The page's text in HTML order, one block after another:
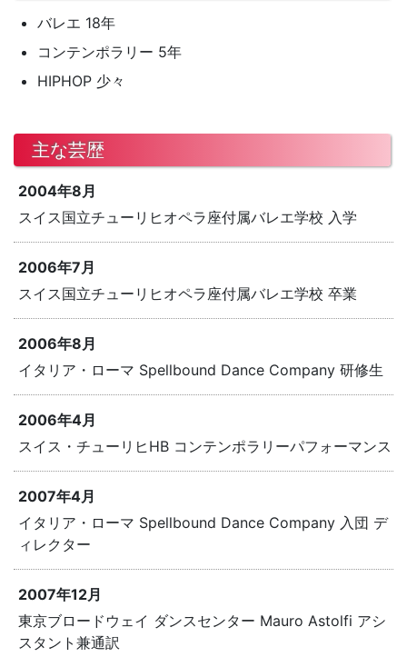
バレエ 18年
コンテンポラリー 5年
HIPHOP 少々
主な芸歴
2004年8月
スイス国立チューリヒオペラ座付属バレエ学校 入学
2006年7月
スイス国立チューリヒオペラ座付属バレエ学校 卒業
2006年8月
イタリア・ローマ Spellbound Dance Company 研修生
2006年4月
スイス・チューリヒHB コンテンポラリーパフォーマンス
2007年4月
イタリア・ローマ Spellbound Dance Company 入団 デ
ィレクター
2007年12月
東京ブロードウェイ ダンスセンター Mauro Astolfi アシ
スタント兼通訳